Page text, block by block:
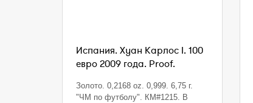
Испания. Хуан Карлос I. 100
евро 2009 года. Proof.
Золото. 0,2168 oz. 0,999. 6,75 г.
"ЧМ по футболу". КМ#1215. В